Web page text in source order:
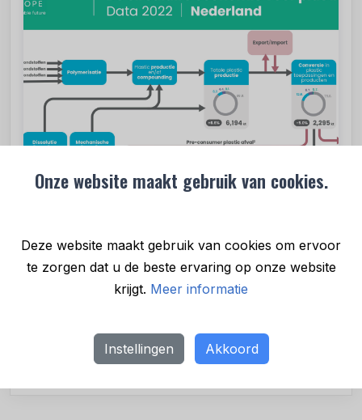
Onze website maakt gebruik van cookies.
Deze website maakt gebruik van cookies om ervoor
te zorgen dat u de beste ervaring op onze website
krijgt. Meer informatie
Instellingen Akkoord
Nieuws • 19 mrt. 2024
Deel bericht
Recente berichten